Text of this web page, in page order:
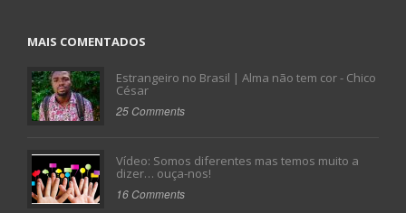
MAIS COMENTADOS
Estrangeiro no Brasil | Alma não tem cor - Chico
César
25 Comments
Vídeo: Somos diferentes mas temos muito a
dizer… ouça-nos!
16 Comments